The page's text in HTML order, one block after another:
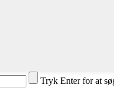
Tryk Enter for at